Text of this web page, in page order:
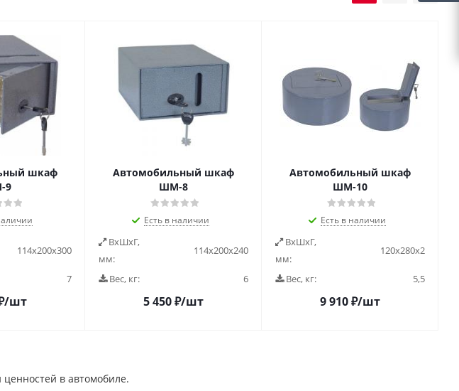
шкаф
9
114х200х300
7
/шт
Автомобильный шкаф
ШМ-8
Есть в наличии
ВxШxГ,
мм:
114х200х240
Вес, кг: 6
5 450₽/шт
Автомобильный шкаф
ШМ-10
Есть в наличии
ВxШxГ,
мм:
120х280х2
Вес, кг: 5,5
9 910₽/шт
в автомобиле.